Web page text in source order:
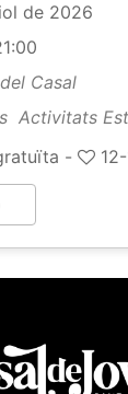
de 2026
Casal
Activitats
-